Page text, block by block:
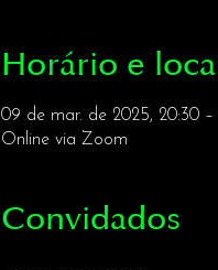
Horário e
09 de mar. de 2025, 20:30 –
Online via Zoom
Convidados